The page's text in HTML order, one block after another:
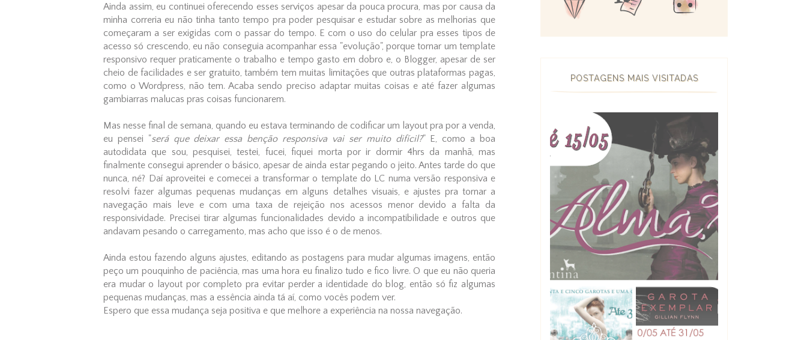
Ainda assim, eu continuei oferecendo esses serviços apesar da pouca procura, mas por causa da
minha correria eu não tinha tanto tempo pra poder pesquisar e estudar sobre as melhorias que
começaram a ser exigidas com o passar do tempo. E com o uso do celular pra esses tipos de
acesso só crescendo, eu não conseguia acompanhar essa "evolução", porque tornar um template
responsivo requer praticamente o trabalho e tempo gasto em dobro e, o Blogger, apesar de ser
cheio de facilidades e ser gratuito, também tem muitas limitações que outras plataformas pagas,
como o Wordpress, não tem. Acaba sendo preciso adaptar muitas coisas e até fazer algumas
gambiarras malucas pras coisas funcionarem.
Mas nesse final de semana, quando eu estava terminando de codificar um layout pra por a venda,
eu pensei "será que deixar essa benção responsiva vai ser muito difícil?" E, como a boa
autodidata que sou, pesquisei, testei, fucei, fiquei morta por ir dormir 4hrs da manhã, mas
finalmente consegui aprender o básico, apesar de ainda estar pegando o jeito. Antes tarde do que
nunca, né? Daí aproveitei e comecei a transformar o template do LC numa versão responsiva e
resolvi fazer algumas pequenas mudanças em alguns detalhes visuais, e ajustes pra tornar a
navegação mais leve e com uma taxa de rejeição nos acessos menor devido a falta da
responsividade. Precisei tirar algumas funcionalidades devido a incompatibilidade e outros que
andavam pesando o carregamento, mas acho que isso é o de menos.
Ainda estou fazendo alguns ajustes, editando as postagens para mudar algumas imagens, então
peço um pouquinho de paciência, mas uma hora eu finalizo tudo e fico livre. O que eu não queria
era mudar o layout por completo pra evitar perder a identidade do blog, então só fiz algumas
pequenas mudanças, mas a essência ainda tá aí, como vocês podem ver.
Espero que essa mudança seja positiva e que melhore a experiência na nossa navegação.
POSTAGENS MAIS VISITADAS